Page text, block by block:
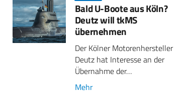
Bald U-Boote aus Köln?
Deutz will tkMS
übernehmen
Der Kölner Motorenhersteller
Deutz hat Interesse an der
Übernahme der…
Mehr